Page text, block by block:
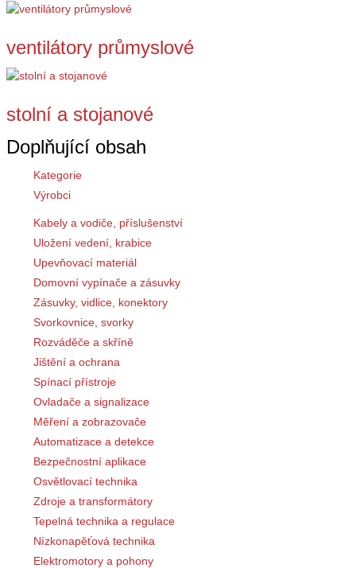
ventilátory průmyslové
stolní a stojanové
Doplňující obsah
Kategorie
Výrobci
Kabely a vodiče, příslušenství
Uložení vedení, krabice
Upevňovací materiál
Domovní vypínače a zásuvky
Zásuvky, vidlice, konektory
Svorkovnice, svorky
Rozváděče a skříně
Jištění a ochrana
Spínací přístroje
Ovladače a signalizace
Měření a zobrazovače
Automatizace a detekce
Bezpečnostní aplikace
Osvětlovací technika
Zdroje a transformátory
Tepelná technika a regulace
Nízkonapěťová technika
Elektromotory a pohony